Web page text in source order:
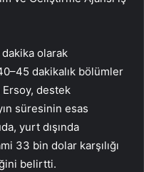
olarak
dakikalık bölümler
destek
süresinin esas
yurt dışında
33 bin dolar karşılığı
belirtti.